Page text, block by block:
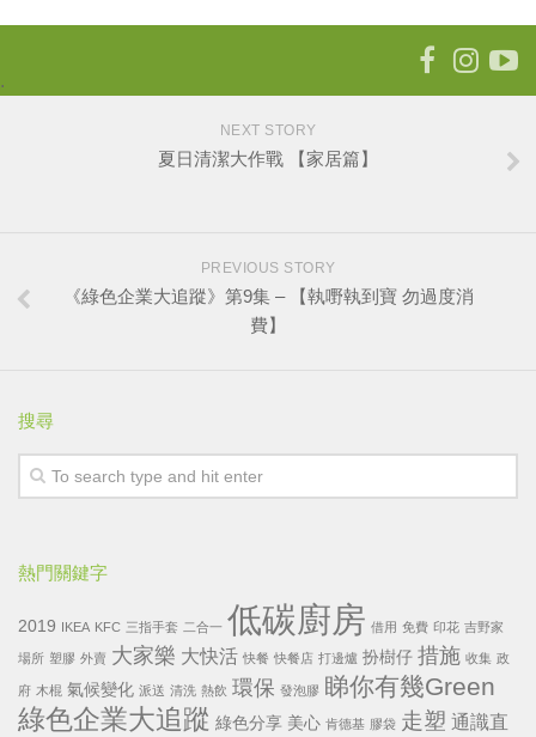
.
NEXT STORY
夏日清潔大作戰 【家居篇】
PREVIOUS STORY
《綠色企業大追蹤》第9集 – 【執嘢執到寶 勿過度消
費】
搜尋
熱門關鍵字
2019 IKEA KFC 三指手套 二合一 低碳廚房 借用 免費 印花 吉野家
場所 塑膠 外賣 大家樂 大快活 快餐 快餐店 打邊爐 扮樹仔 措施 收集 政
府 木棍 氣候變化 派送 清洗 熱飲 環保 發泡膠 睇你有幾Green
綠色企業大追蹤 綠色分享 美心 肯德基 膠袋 走塑 通識直